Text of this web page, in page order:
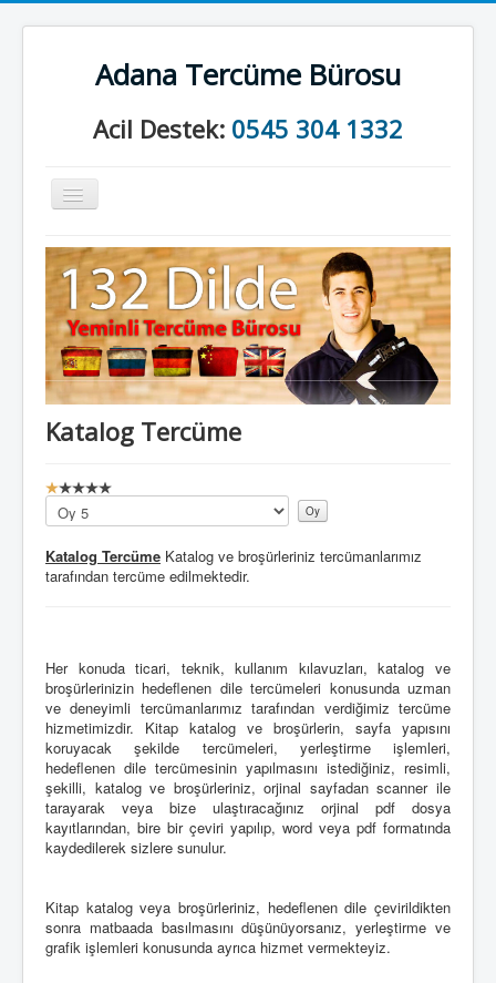
Adana Tercüme Bürosu
Acil Destek: 0545 304 1332
Gezinme
geçişini
Anasayfa
Kurumsal
Neler Yapıyoruz?
İletişim
Katalog Tercüme
K
l
a
n
O
y
u
:
1
/
5
Lütfen
oylayın
Katalog Tercüme Katalog ve broşürleriniz tercümanlarımız
tarafından tercüme edilmektedir.
Her konuda ticari, teknik, kullanım kılavuzları, katalog ve
broşürlerinizin hedeflenen dile tercümeleri konusunda uzman
ve deneyimli tercümanlarımız tarafından verdiğimiz tercüme
hizmetimizdir. Kitap katalog ve broşürlerin, sayfa yapısını
koruyacak şekilde tercümeleri, yerleştirme işlemleri,
hedeflenen dile tercümesinin yapılmasını istediğiniz, resimli,
şekilli, katalog ve broşürleriniz, orjinal sayfadan scanner ile
tarayarak veya bize ulaştıracağınız orjinal pdf dosya
kayıtlarından, bire bir çeviri yapılıp, word veya pdf formatında
kaydedilerek sizlere sunulur.
Kitap katalog veya broşürleriniz, hedeflenen dile çevirildikten
sonra matbaada basılmasını düşünüyorsanız, yerleştirme ve
grafik işlemleri konusunda ayrıca hizmet vermekteyiz.